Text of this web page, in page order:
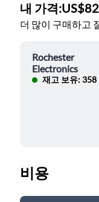
내 가격:
더 많이 구매하고
Rochester
Electronics
재고 보유: 358
비용